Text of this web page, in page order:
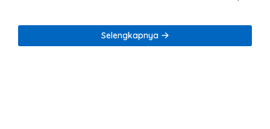
Selengkapnya